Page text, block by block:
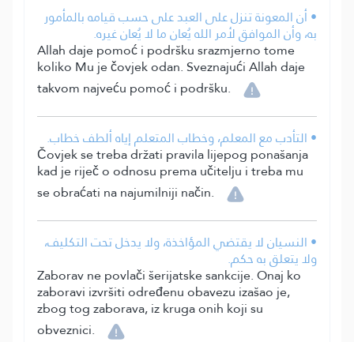
• أن المعونة تنزل على العبد على حسب قيامه بالمأمور
به، وأن الموافق لأمر الله يُعان ما لا يُعان غيره.
Allah daje pomoć i podršku srazmjerno tome
koliko Mu je čovjek odan. Sveznajući Allah daje
takvom najveću pomoć i podršku.
• التأدب مع المعلم، وخطاب المتعلم إياه ألطف خطاب.
Čovjek se treba držati pravila lijepog ponašanja
kad je riječ o odnosu prema učitelju i treba mu
se obraćati na najumilniji način.
• النسيان لا يقتضي المؤاخذة، ولا يدخل تحت التكليف،
ولا يتعلق به حكم.
Zaborav ne povlači šerijatske sankcije. Onaj ko
zaboravi izvršiti određenu obavezu izašao je,
zbog tog zaborava, iz kruga onih koji su
obveznici.